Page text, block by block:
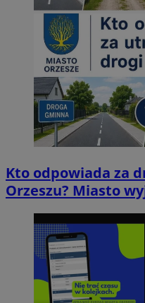
Kto odpowiada za
Orzeszu? Miasto